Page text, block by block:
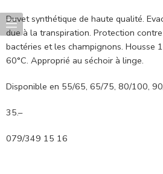
Duvet synthétique de haute qualité.
due à la transpiration. Protection
bactéries et les champignons. Housse
60°C. Approprié au séchoir à linge.
Disponible en 55/65, 65/75, 80/100,
35.–
079/349 15 16